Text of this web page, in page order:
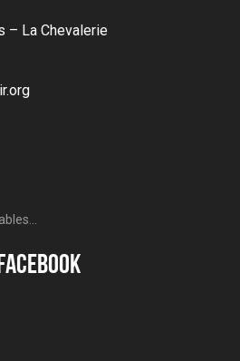
– La Chevalerie